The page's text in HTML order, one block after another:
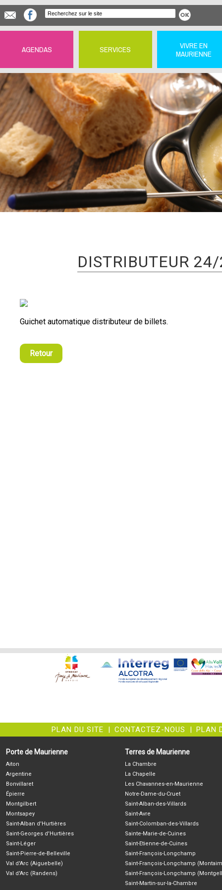
AGENDAS SERVICES
VIVRE EN
MAURIENNE
DISTRIBUTEUR
Guichet automatique distributeur de billets.
Retour
PLAN DU SITE | CONTACTEZ-NOUS | PLAN
Porte de Maurienne
Aiton
Argentine
Bonvillaret
Épierre
Montgilbert
Montsapey
Saint-Alban d'Hurtières
Saint-Georges d'Hurtières
Saint-Léger
Saint-Pierre-de-Belleville
Val d'Arc (Aiguebelle)
Val d'Arc (Randens)
Terres de Maurienne
La Chambre
La Chapelle
Les Chavannes-en-Maurienne
Notre-Dame-du-Cruet
Saint-Alban-des-Villards
Saint-Avre
Saint-Colomban-des-Villards
Sainte-Marie-de-Cuines
Saint-Etienne-de-Cuines
Saint-François-Longchamp
Saint-François-Longchamp
Saint-François-Longchamp
Saint-Martin-sur-la-Chambre